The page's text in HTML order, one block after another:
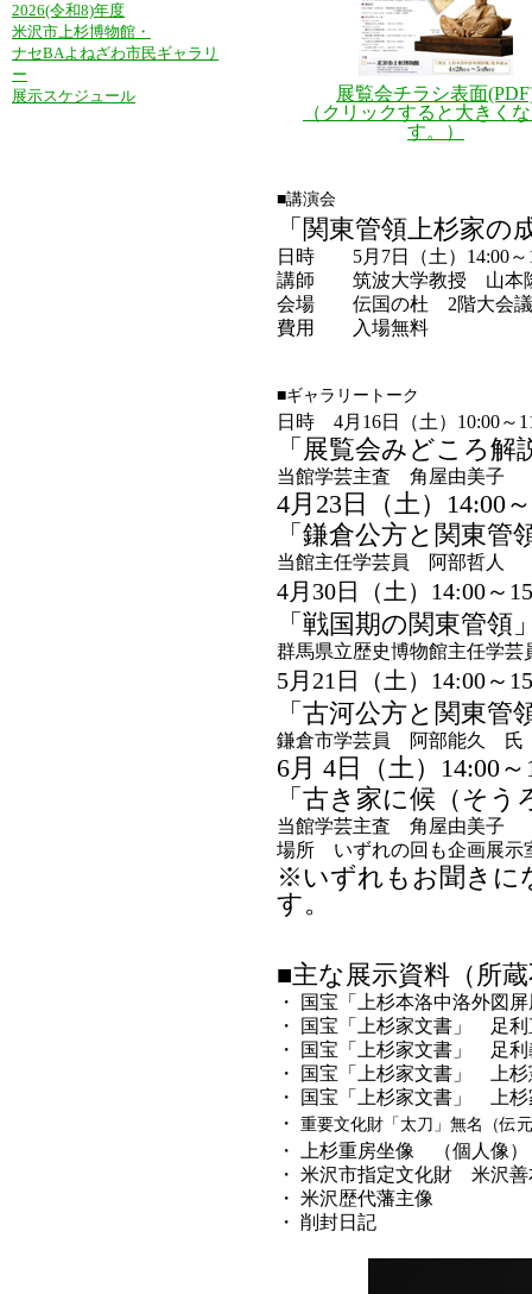
2026(令和8)年度
米沢市上杉博物館・
ナセBAよねざわ市民ギャラリ
ー
展示スケジュール
展覧会チラシ表面
（クリックすると大きく
す。）
■講演会
「関東管領上杉家の
日時
5月7日（土）14:00～
講師
筑波大学教授 山
会場
伝国の杜 2階大会
費用
入場無料
■ギャラリートーク
日時 4月16日（土）10:00～
「展覧会みどころ解
当館学芸主査 角屋由美子
4月23日（土）14:00
「鎌倉公方と関東管
当館主任学芸員 阿部哲人
4月30日（土）14:00～
「戦国期の関東管領
群馬県立歴史博物館主任学
5月21日（土）14:00～
「古河公方と関東管
鎌倉市学芸員 阿部能久 氏
6月 4日（土）14:00～
「古き家に候（そう
当館学芸主査 角屋由美子
場所 いずれの回も企画展示
※いずれもお聞きに
す。
■主な展示資料（所
・
国宝「上杉本洛中洛外図
・
国宝「上杉家文書」 足利
・
国宝「上杉家文書」 足利
・
国宝「上杉家文書」 上杉
・
国宝「上杉家文書」 上杉
・
重要文化財「太刀」無名（伝
・
上杉重房坐像 （個人像）
・ 米沢市指定文化財 米沢
・ 米沢歴代藩主像
・ 削封日記